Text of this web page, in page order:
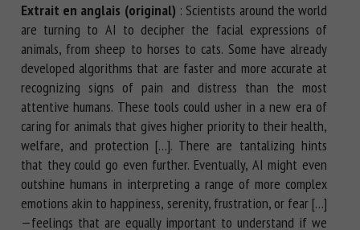
Extrait en anglais (original) : Scientists around the world
are turning to AI to decipher the facial expressions of
animals, from sheep to horses to cats. Some have already
developed algorithms that are faster and more accurate at
recognizing signs of pain and distress than the most
attentive humans. These tools could usher in a new era of
caring for animals that gives higher priority to their health,
welfare, and protection […]. There are tantalizing hints
that they could go even further. Eventually, AI might even
outshine humans in interpreting a range of more complex
emotions akin to happiness, serenity, frustration, or fear […]
—feelings that are equally important to understand if we